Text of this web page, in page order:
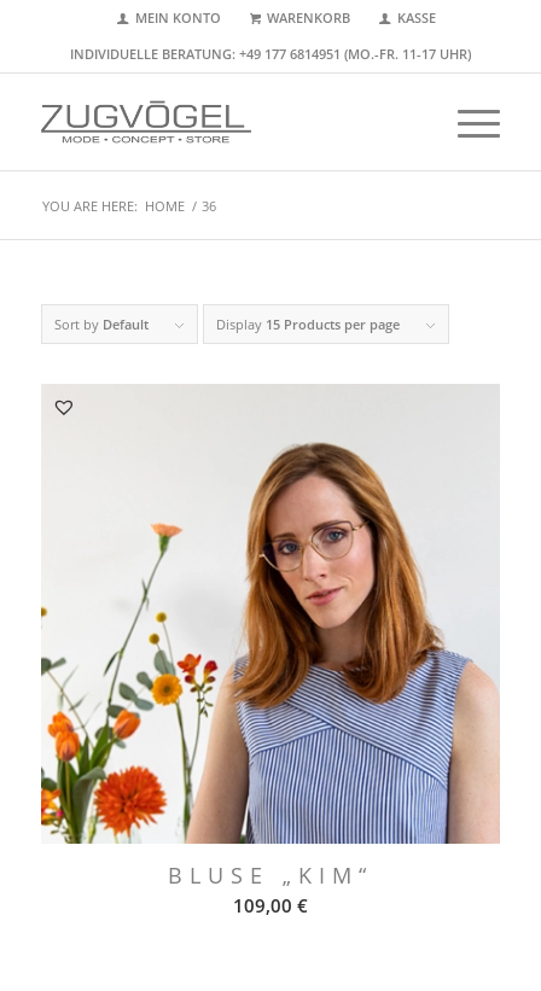
MEIN KONTO WARENKORB
KASSE
INDIVIDUELLE BERATUNG: +49 177 6814951 (MO.-FR. 11-17 UHR)
YOU ARE HERE: HOME / 36
Sort by Default Display 15 Products per page
BLUSE „KIM“
109,00 €